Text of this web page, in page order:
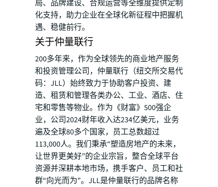
局、品牌建设、合规运营等全维度提供定制
化支持，助力企业在全球化新征程中把握机
遇、稳健前行。
关于仲量联行
200多年来，作为全球领先的商业地产服务
和投资管理公司，仲量联行（纽交所交易代
码：JLL）始终致力于协助客户投资、建
造、租赁和管理各类办公、工业、酒店、住
宅和零售等物业。作为《财富》500强企
业，公司2024财年收入达234亿美元，业务
遍及全球80多个国家，员工总数超过
113,000人。我们秉承“塑造房地产的未来，
让世界更美好”的企业宗旨，整合全球平台
资源并深耕本地市场，携手客户、员工和社
群“向光而为”。JLL是仲量联行的品牌名称